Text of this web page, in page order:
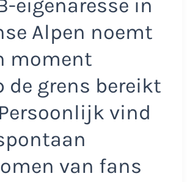
eigenaresse in
Alpen noemt
moment
de grens bereikt
vind
van fans